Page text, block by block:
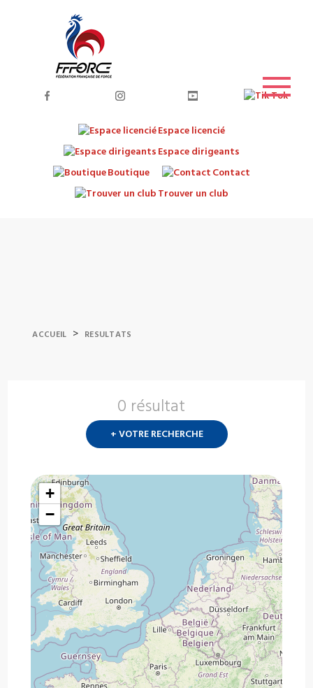
Espace licencié
Espace dirigeants
Boutique
Contact
Trouver un club
ACCUEIL > RESULTATS
0 résultat
+ VOTRE RECHERCHE
+
−